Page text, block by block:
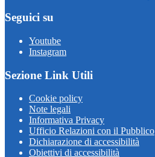
Seguici su
Youtube
Instagram
Sezione Link Utili
Cookie policy
Note legali
Informativa Privacy
Ufficio Relazioni con il Pubblico
Dichiarazione di accessibilità
Obiettivi di accessibilità